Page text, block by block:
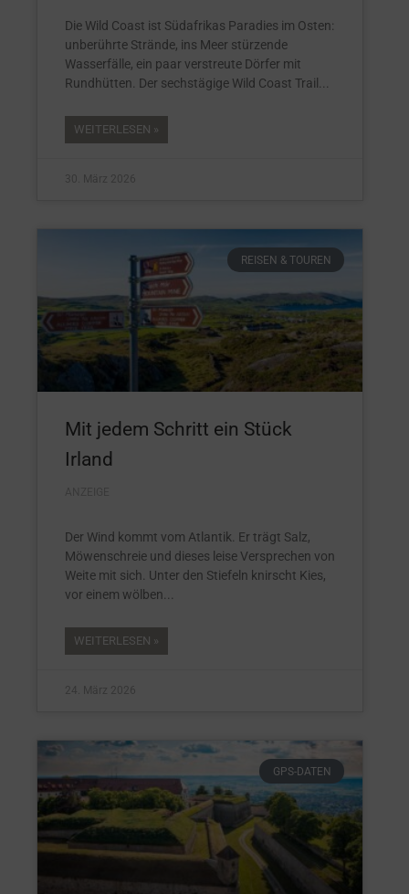
Die Wild Coast ist Südafrikas Paradies im Osten:
unberührte Strände, ins Meer stürzende
Wasserfälle, ein paar verstreute Dörfer mit
Rundhütten. Der sechstägige Wild Coast Trail
WEITERLESEN »
30. März 2026
REISEN & TOUREN
Mit jedem Schritt ein Stück
Irland
Der Wind kommt vom Atlantik. Er trägt Salz,
Möwenschreie und dieses leise Versprechen von
Weite mit sich. Unter den Stiefeln knirscht Kies,
vor einem wölben
WEITERLESEN »
24. März 2026
GPS-DATEN